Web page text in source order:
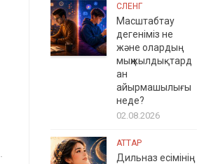
СЛЕНГ
Масштабтау
дегеніміз не
және олардың
мыңжылдықтард
ан
айырмашылығы
неде?
02.08.2026
АТТАР
Дильназ есімінің